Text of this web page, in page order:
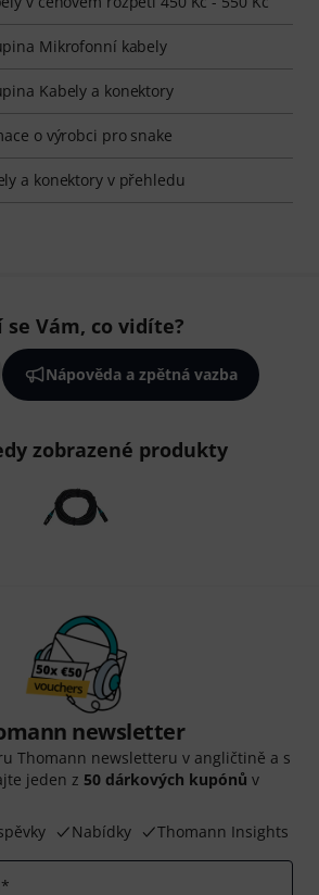
Mikrofonní kabely
Kabely a konektory
o výrobci pro snake
a konektory v přehledu
se Vám, co vidíte?
Nápověda a zpětná vazba
zobrazené produkty
newsletter
Thomann newsletteru v angličtině a s
jeden z 50 dárkových kupónů v
Nabídky Thomann Insights
*